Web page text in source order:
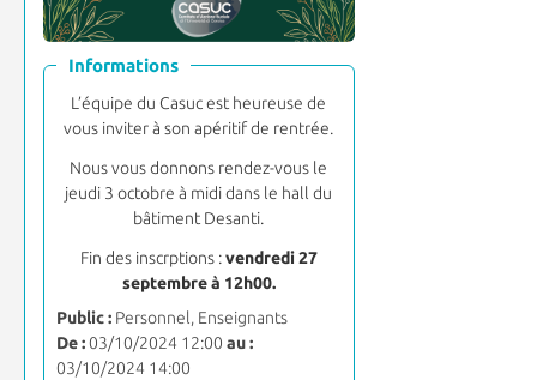
Informations
L’équipe du Casuc est heureuse de
vous inviter à son apéritif de rentrée.
Nous vous donnons rendez-vous le
jeudi 3 octobre à midi dans le hall du
bâtiment Desanti.
Fin des inscrptions :vendredi 27
septembre à 12h00.
Public :Personnel, Enseignants
De :03/10/2024 12:00 au :
03/10/2024 14:00